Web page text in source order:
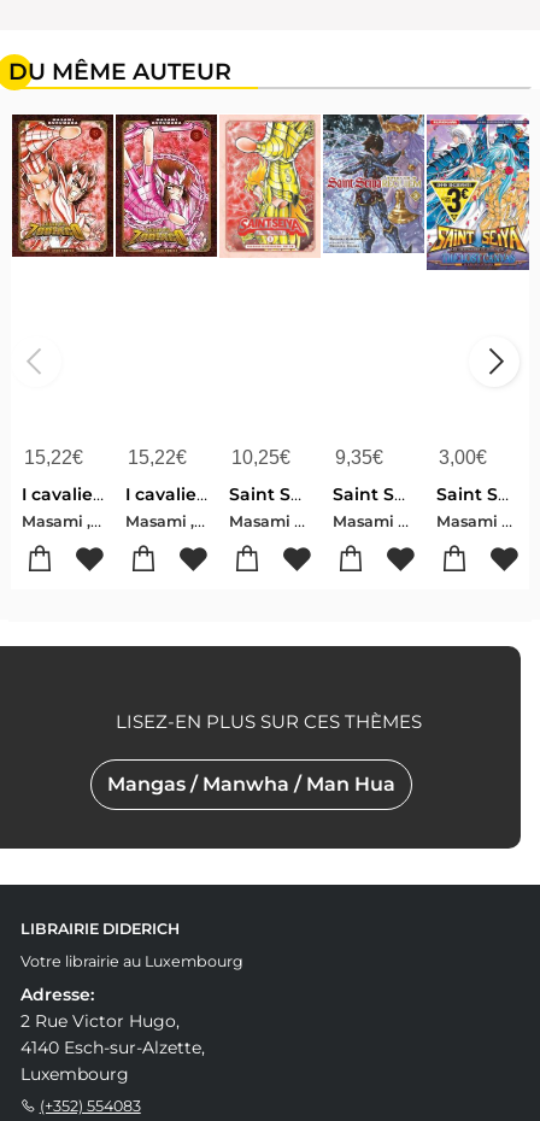
DU MÊME AUTEUR
15,22€
I cavalieri dello zodiaco. Saint Seiya. Final edition. Vol. 5
Masami , Kurumada
15,22€
I cavalieri dello zodiaco. Saint Seiya. Final edition. Vol. 3
Masami , Kurumada
10,25€
Saint Seiya - Final Edition Tome 8
Masami Kurumada
9,35€
Saint Seiya - Episode G ; Requiem Tome 3
Masami Kurumada-Megumu Okada
3,00€
Saint Seiya - The Lost Canvas ; La Legende D'hades Tome 3
Masami Kurumada-Shiori Teshirogi
Mangas / Manwha / Man Hua
LISEZ-EN PLUS SUR CES THÈMES
LIBRAIRIE DIDERICH
Votre librairie au Luxembourg
Adresse:
2 Rue Victor Hugo,
4140 Esch-sur-Alzette,
Luxembourg
(+352) 554083